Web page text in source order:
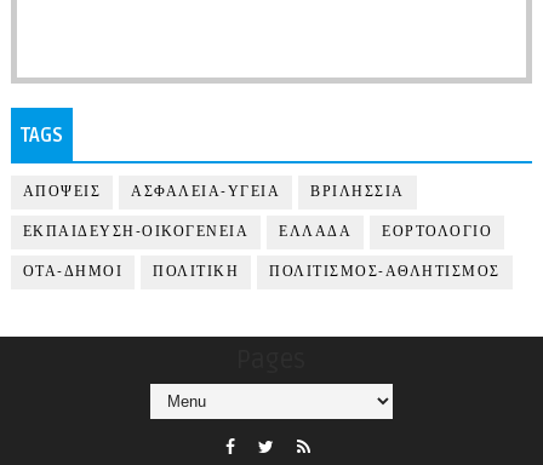
TAGS
ΑΠΟΨΕΙΣ ΑΣΦΑΛΕΙΑ-ΥΓΕΙΑ ΒΡΙΛΗΣΣΙΑ
ΕΚΠΑΙΔΕΥΣΗ-ΟΙΚΟΓΕΝΕΙΑ ΕΛΛΑΔΑ ΕΟΡΤΟΛΟΓΙΟ
ΟΤΑ-ΔΗΜΟΙ ΠΟΛΙΤΙΚΗ ΠΟΛΙΤΙΣΜΟΣ-ΑΘΛΗΤΙΣΜΟΣ